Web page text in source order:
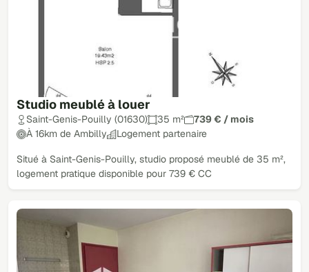
Studio meublé à louer
Saint-Genis-Pouilly (01630) 35 m²
739 € / mois
À 16km de Ambilly
Logement partenaire
Situé à Saint-Genis-Pouilly, studio proposé meublé de 35 m²,
logement pratique disponible pour 739 € CC